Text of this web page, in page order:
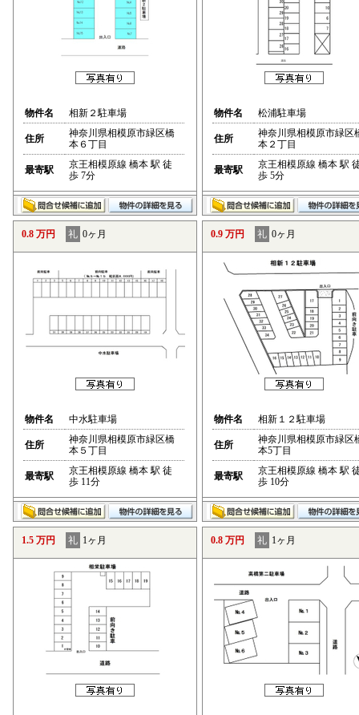
物件名 相新２駐車場
住所
神奈川県相模原市緑区橋
本６丁目
最寄駅
京王相模原線 橋本 駅 徒
歩 7分
物件名 松浦駐車場
住所
神奈川県相模原市緑区
本２丁目
最寄駅
京王相模原線 橋本 駅
歩 5分
0.8 万円 礼 0ヶ月
物件名 中水駐車場
住所
神奈川県相模原市緑区橋
本５丁目
最寄駅
京王相模原線 橋本 駅 徒
歩 11分
0.9 万円 礼 0ヶ月
物件名 相新１２駐車場
住所
神奈川県相模原市緑区
本5丁目
最寄駅
京王相模原線 橋本 駅
歩 10分
1.5 万円 礼 1ヶ月 0.8 万円 礼 1ヶ月